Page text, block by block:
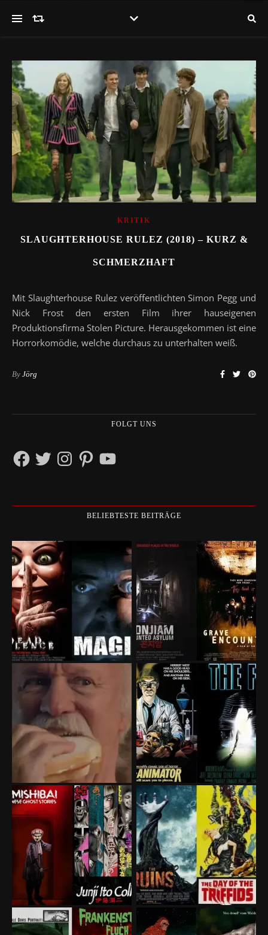
KRITIK
SLAUGHTERHOUSE RULEZ (2018) – KURZ &
SCHMERZHAFT
Mit Slaughterhouse Rulez veröffentlichten Simon Pegg und
Nick Frost den ersten Film ihrer hauseigenen
Produktionsfirma Stolen Picture. Herausgekommen ist eine
Horrorkomödie, welche durchaus zu unterhalten weiß.
By Jörg
FOLGT UNS
Facebook
TwitterInstagramPinterestYouTube
BELIEBTESTE BEITRÄGE